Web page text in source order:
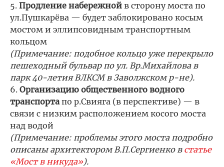
5. Продление набережной в сторону моста по
ул.Пушкарёва — будет заблокировано косым
мостом и эллипсовидным транспортным
кольцом
(Примечание: подобное кольцо уже перекрыло
пешеходный бульвар по ул. Вр.Михайлова в
парк 40-летия ВЛКСМ в Заволжском р-не).
6. Организацию общественного водного
транспортапо р.Свияга (в перспективе) — в
связи с низким расположением косого моста
над водой
(Примечание: проблемы этого моста подробно
описаны архитектором В.П.Сергиенко в статье
«Мост в никуда»).